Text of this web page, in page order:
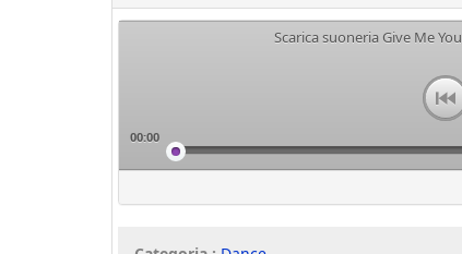
Scarica suoneria Give Me
00:00